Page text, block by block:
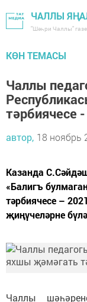
ЧАЛЛЫ
"Шәһри Чаллы"
КӨН ТЕМАСЫ
Чаллы
тәрбиячесе
автор, 18 ноябрь
Казанда
«Балигъ
тәрбиячесе –
җиңүчеләрне
Чаллы